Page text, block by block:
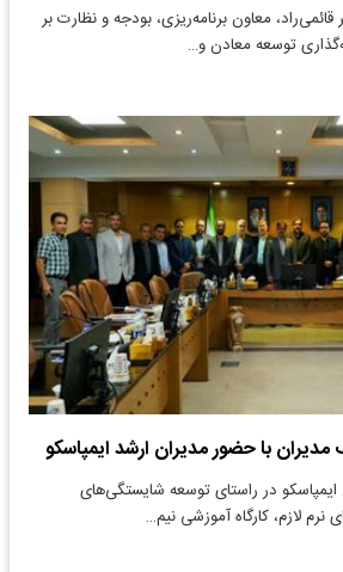
معاون برنامه‌ریزی، بودجه و نظارت بر
توسعه معادن و…
با حضور مدیران ارشد ایمپاسکو
در راستای توسعه شایستگی‌های
نرم لازم، کارگاه آموزشی نیم…